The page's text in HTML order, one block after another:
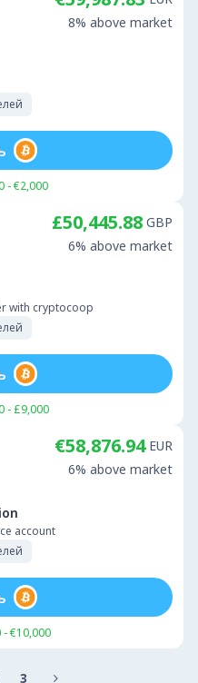
8% above market
- €2,000
with cryptocoop
£50,445.88 GBP
6% above market
- £9,000
account
€58,876.94 EUR
6% above market
- €10,000
3 